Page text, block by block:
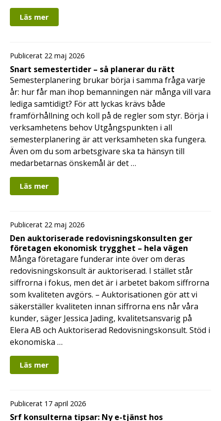
Läs mer
Publicerat 22 maj 2026
Snart semestertider – så planerar du rätt
Semesterplanering brukar börja i samma fråga varje
år: hur får man ihop bemanningen när många vill vara
lediga samtidigt? För att lyckas krävs både
framförhållning och koll på de regler som styr. Börja i
verksamhetens behov Utgångspunkten i all
semesterplanering är att verksamheten ska fungera.
Även om du som arbetsgivare ska ta hänsyn till
medarbetarnas önskemål är det …
Läs mer
Publicerat 22 maj 2026
Den auktoriserade redovisningskonsulten ger
företagen ekonomisk trygghet – hela vägen
Många företagare funderar inte över om deras
redovisningskonsult är auktoriserad. I stället står
siffrorna i fokus, men det är i arbetet bakom siffrorna
som kvaliteten avgörs. – Auktorisationen gör att vi
säkerställer kvaliteten innan siffrorna ens når våra
kunder, säger Jessica Jading, kvalitetsansvarig på
Elera AB och Auktoriserad Redovisningskonsult. Stöd i
ekonomiska …
Läs mer
Publicerat 17 april 2026
Srf konsulterna tipsar: Ny e-tjänst hos